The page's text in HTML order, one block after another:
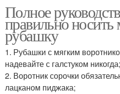
Полное
правильно
рубашку
1. Рубашки с мягким
надевайте с галстуком никогда;
2. Воротник сорочки
лацканом пиджака;